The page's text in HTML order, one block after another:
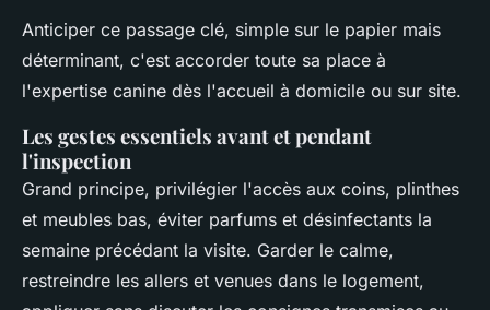
Anticiper ce passage clé, simple sur le papier mais
déterminant, c'est accorder toute sa place à
l'expertise canine dès l'accueil à domicile ou sur site.
Les gestes essentiels avant et pendant
l'inspection
Grand principe, privilégier l'accès aux coins, plinthes
et meubles bas, éviter parfums et désinfectants la
semaine précédant la visite. Garder le calme,
restreindre les allers et venues dans le logement,